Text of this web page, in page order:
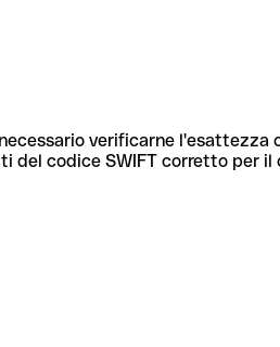
verificarne l'esattezza
del codice SWIFT corretto per il